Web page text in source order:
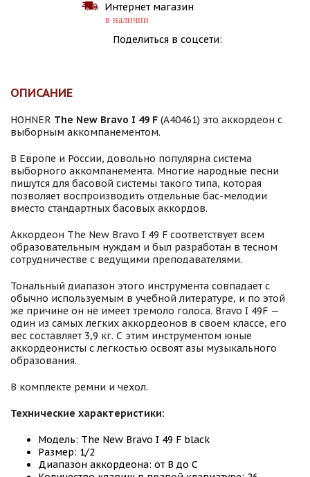
Интернет магазин
в наличии
Поделиться в соцсети:
ОПИСАНИЕ
HOHNER The New Bravo I 49 F (A40461) это аккордеон с
выборным аккомпанементом.
В Европе и России, довольно популярна система
выборного аккомпанемента. Многие народные песни
пишутся для басовой системы такого типа, которая
позволяет воспроизводить отдельные бас-мелодии
вместо стандартных басовых аккордов.
Аккордеон The New Bravo I 49 F соответствует всем
образовательным нуждам и был разработан в тесном
сотрудничестве с ведущими преподавателями.
Тональный диапазон этого инструмента совпадает с
обычно используемым в учебной литературе, и по этой
же причине он не имеет тремоло голоса. Bravo I 49F —
один из самых легких аккордеонов в своем классе, его
вес составляет 3,9 кг. С этим инструментом юные
аккордеонисты с легкостью освоят азы музыкального
образования.
В комплекте ремни и чехол.
Технические характеристики:
Модель: The New Bravo I 49 F black
Размер: 1/2
Диапазон аккордеона: от B до C